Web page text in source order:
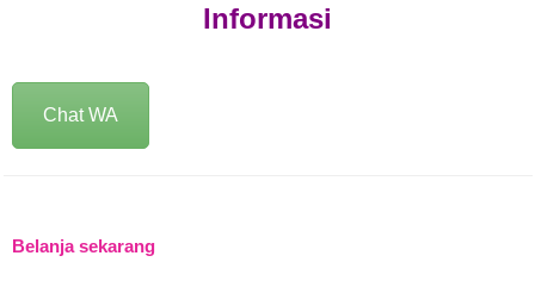
Informasi
Chat WA
Belanja sekarang